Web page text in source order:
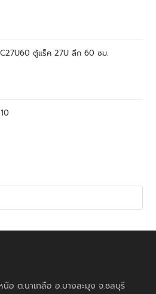
ตู้แร็ค 27U ลึก 60 ซม.
อ ต.นาเกลือ อ.บางละมุง จ.ชลบุรี